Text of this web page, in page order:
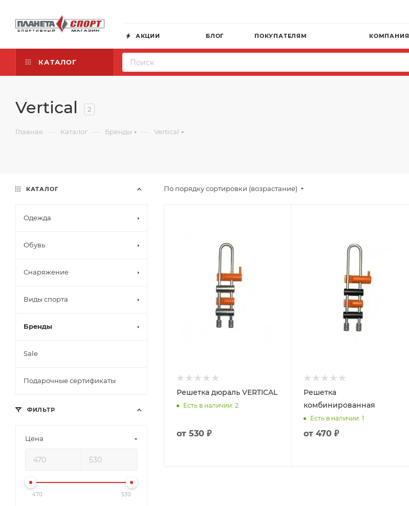
АКЦИИ БЛОГ ПОКУПАТЕЛЯМ КОМПАНИЯ
КАТАЛОГ
Vertical 2
Главная — Каталог — Бренды — Vertical
По порядку сортировки (возрастание)
Решетка дюраль VERTICAL
Есть в наличии: 2
от 530 ₽
Решетка
комбинированная
Есть в наличии: 1
от470 ₽
КАТАЛОГ
Одежда
Обувь
Снаряжение
Виды спорта
Бренды
Sale
Подарочные сертификаты
ФИЛЬТР
Цена
470 530